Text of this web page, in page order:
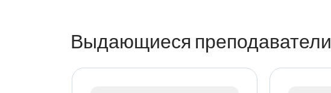
Выдающиеся преподаватели